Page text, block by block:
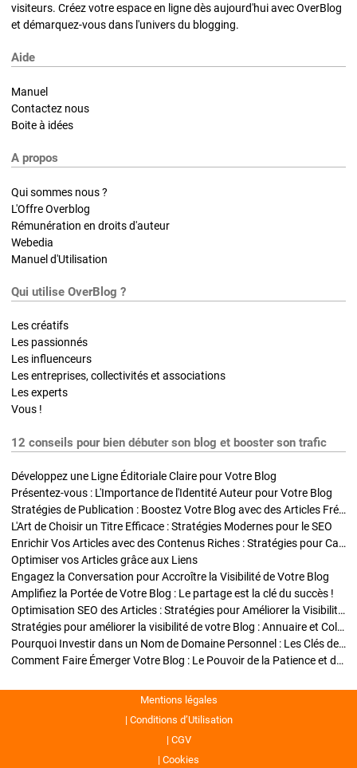
visiteurs. Créez votre espace en ligne dès aujourd'hui avec OverBlog
et démarquez-vous dans l'univers du blogging.
Aide
Manuel
Contactez nous
Boite à idées
A propos
Qui sommes nous ?
L'Offre Overblog
Rémunération en droits d'auteur
Webedia
Manuel d'Utilisation
Qui utilise OverBlog ?
Les créatifs
Les passionnés
Les influenceurs
Les entreprises, collectivités et associations
Les experts
Vous !
12 conseils pour bien débuter son blog et booster son trafic
Développez une Ligne Éditoriale Claire pour Votre Blog
Présentez-vous : L'Importance de l'Identité Auteur pour Votre Blog
Stratégies de Publication : Boostez Votre Blog avec des Articles Fréquents et Exclusifs
L'Art de Choisir un Titre Efficace : Stratégies Modernes pour le SEO
Enrichir Vos Articles avec des Contenus Riches : Stratégies pour Captiver et Optimiser
Optimiser vos Articles grâce aux Liens
Engagez la Conversation pour Accroître la Visibilité de Votre Blog
Amplifiez la Portée de Votre Blog : Le partage est la clé du succès !
Optimisation SEO des Articles : Stratégies pour Améliorer la Visibilité de Votre Blog
Stratégies pour améliorer la visibilité de votre Blog : Annuaire et Collaborations
Pourquoi Investir dans un Nom de Domaine Personnel : Les Clés de la Réussite de Votre Blog
Comment Faire Émerger Votre Blog : Le Pouvoir de la Patience et de la Persévérance
Mentions légales
Conditions d’Utilisation
CGV
Cookies